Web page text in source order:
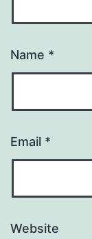
Name *
Email *
Website